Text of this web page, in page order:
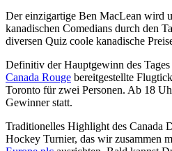
Der einzigartige Ben MacLean wird
kanadischen Comedians durch den
diversen Quiz coole kanadische
Definitiv der Hauptgewinn des
Canada Rouge bereitgestellte
Toronto für zwei Personen. Ab 18
Gewinner statt.
Traditionelles Highlight des Canada
Hockey Turnier, das wir zusammen